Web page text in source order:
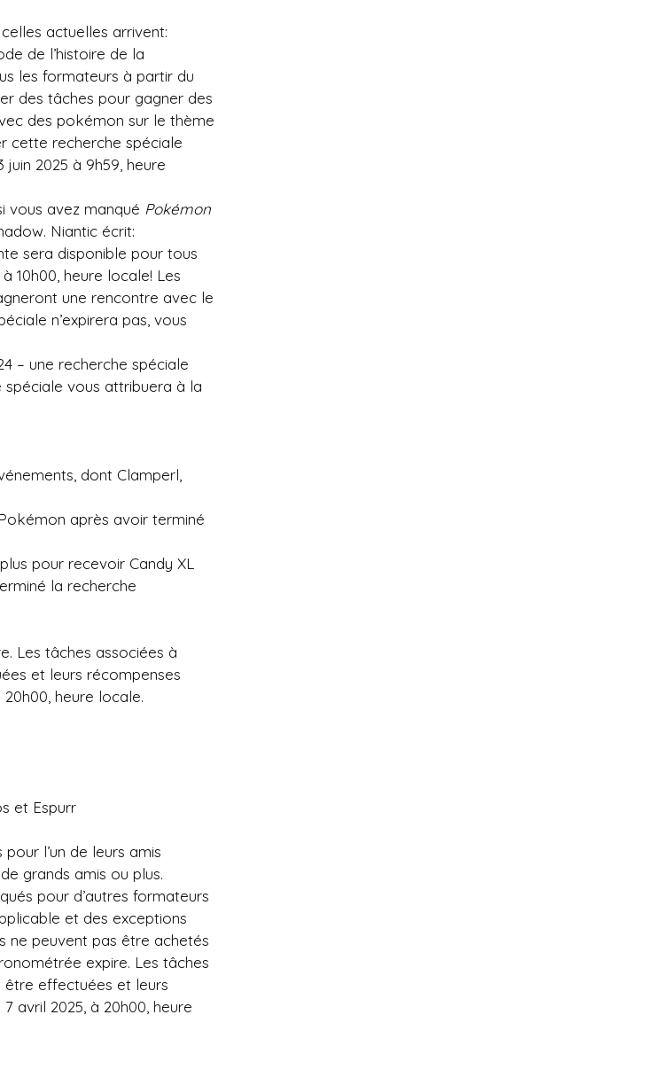
actuelles arrivent:
de l’histoire de la
les formateurs à partir du
des tâches pour gagner des
des pokémon sur le thème
cette recherche spéciale
2025 à 9h59, heure
vous avez manqué Pokémon
Niantic écrit:
sera disponible pour tous
10h00, heure locale! Les
une rencontre avec le
n’expirera pas, vous
– une recherche spéciale
vous attribuera à la
dont Clamperl,
après avoir terminé
pour recevoir Candy XL
la recherche
Les tâches associées à
et leurs récompenses
heure locale.
et Espurr
l’un de leurs amis
grands amis ou plus.
pour d’autres formateurs
et des exceptions
ne peuvent pas être achetés
expire. Les tâches
effectuées et leurs
avril 2025, à 20h00, heure